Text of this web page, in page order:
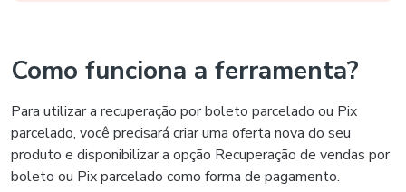
Como funciona a ferramenta?
Para utilizar a recuperação por boleto parcelado ou Pix
parcelado, você precisará criar uma oferta nova do seu
produto e disponibilizar a opção Recuperação de vendas por
boleto ou Pix parcelado como forma de pagamento.